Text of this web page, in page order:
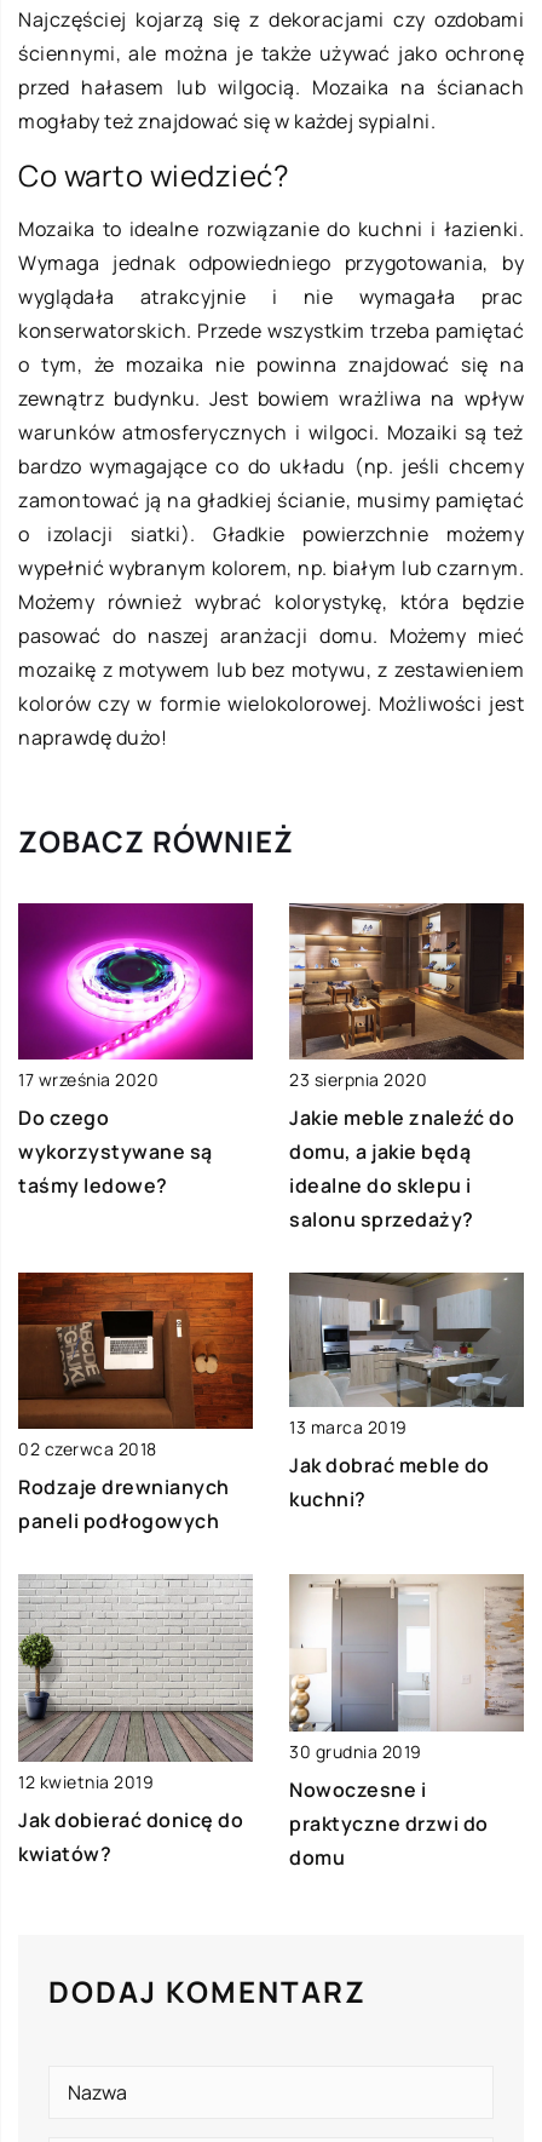
Najczęściej kojarzą się z dekoracjami czy ozdobami
ściennymi, ale można je także używać jako ochronę
przed hałasem lub wilgocią. Mozaika na ścianach
mogłaby też znajdować się w każdej sypialni.
Co warto wiedzieć?
Mozaika to idealne rozwiązanie do kuchni i łazienki.
Wymaga jednak odpowiedniego przygotowania, by
wyglądała atrakcyjnie i nie wymagała prac
konserwatorskich. Przede wszystkim trzeba pamiętać
o tym, że mozaika nie powinna znajdować się na
zewnątrz budynku. Jest bowiem wrażliwa na wpływ
warunków atmosferycznych i wilgoci. Mozaiki są też
bardzo wymagające co do układu (np. jeśli chcemy
zamontować ją na gładkiej ścianie, musimy pamiętać
o izolacji siatki). Gładkie powierzchnie możemy
wypełnić wybranym kolorem, np. białym lub czarnym.
Możemy również wybrać kolorystykę, która będzie
pasować do naszej aranżacji domu. Możemy mieć
mozaikę z motywem lub bez motywu, z zestawieniem
kolorów czy w formie wielokolorowej. Możliwości jest
naprawdę dużo!
ZOBACZ RÓWNIEŻ
17 września 2020
Do czego
wykorzystywane są
taśmy ledowe?
23 sierpnia 2020
Jakie meble znaleźć do
domu, a jakie będą
idealne do sklepu i
salonu sprzedaży?
02 czerwca 2018
Rodzaje drewnianych
paneli podłogowych
13 marca 2019
Jak dobrać meble do
kuchni?
12 kwietnia 2019
Jak dobierać donicę do
kwiatów?
30 grudnia 2019
Nowoczesne i
praktyczne drzwi do
domu
DODAJ KOMENTARZ